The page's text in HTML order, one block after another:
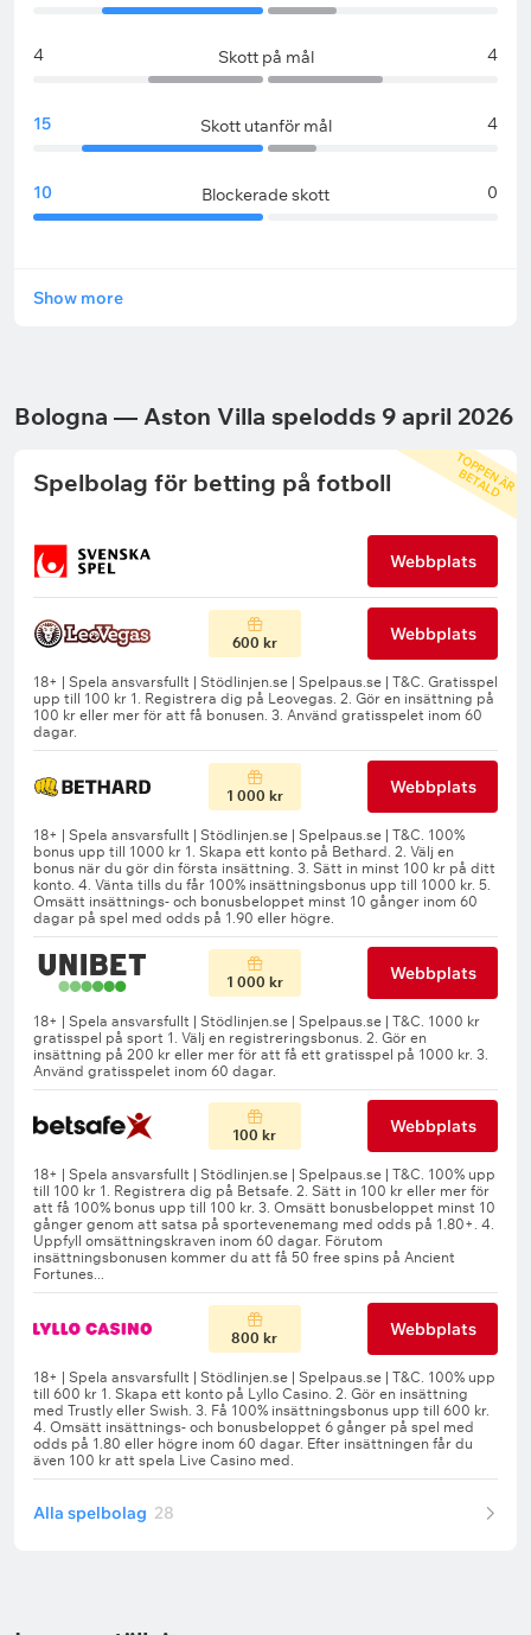
4 Skott på mål 4
15 Skott utanför mål 4
10 Blockerade skott 0
Show more
Bologna — Aston Villa spelodds 9 april 2026
T
O
P
P
E
N
Ä
R
B
E
T
A
L
D
Spelbolag för betting på fotboll
Webbplats
600 kr Webbplats
1 000 kr Webbplats
1 000 kr Webbplats
100 kr Webbplats
800 kr Webbplats
Alla spelbolag 28